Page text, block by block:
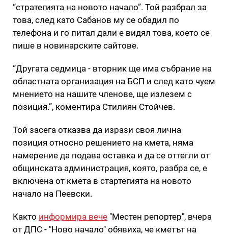
“стратегията на новото начало”. Той разбрал за
това, след като Сабанов му се обадил по
телефона и го питал дали е видял това, което се
пише в новинарските сайтове.
“Другата седмица - вторник ще има събрание на
областната организация на БСП и след като чуем
мнението на нашите членове, ще излезем с
позиция.”, коментира Стилиян Стойчев.
Той засега отказва да изрази своя лична
позиция относно решението на кмета, няма
намерение да подава оставка и да се оттегли от
общинската администрация, която, разбра се, е
включена от кмета в стартегията на новото
начало на Пеевски.
Както информира вече "Местен репортер", вчера
от ДПС - "Ново начало" обявиха, че кметът на